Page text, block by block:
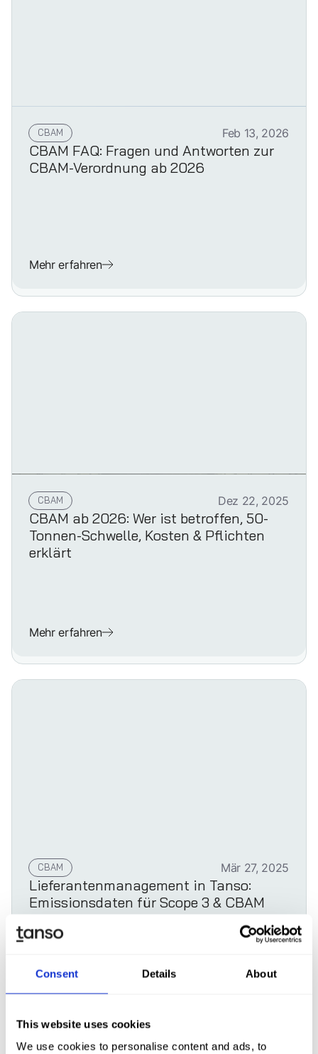
Consent Details About
This website uses cookies
We use cookies to personalise content and ads, to
CBAM Feb 13, 2026
CBAM FAQ: Fragen und Antworten zur
CBAM-Verordnung ab 2026
Mehr erfahren
CBAM Dez 22, 2025
CBAM ab 2026: Wer ist betroffen, 50-
Tonnen-Schwelle, Kosten & Pflichten
erklärt
Mehr erfahren
CBAM Mär 27, 2025
Lieferantenmanagement in Tanso:
Emissionsdaten für Scope 3 & CBAM
strukturiert erfassen